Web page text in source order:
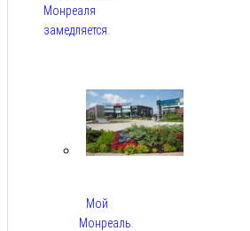
Монреаля
замедляется:
Мой
Монреаль.